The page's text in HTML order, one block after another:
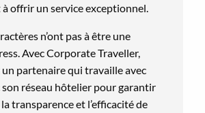
offrir un service exceptionnel.
n’ont pas à être une
Avec Corporate Traveller,
un partenaire qui travaille avec
son réseau hôtelier pour garantir
transparence et l’efficacité de